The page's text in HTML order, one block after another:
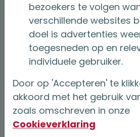
bezoekers te volgen
verschillende websites
doel is advertenties
toegesneden op en
individuele gebruiker.
Door op 'Accepteren' te
akkoord met het gebruik
zoals omschreven in onze
Cookieverklaring